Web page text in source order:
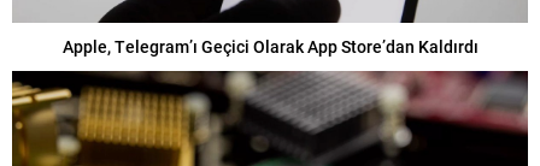
Apple, Telegram’ı Geçici Olarak App Store’dan Kaldırdı